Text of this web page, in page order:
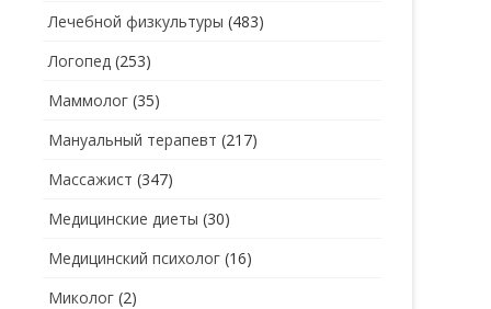
Лечебной физкультуры (483)
Логопед (253)
Маммолог (35)
Мануальный терапевт (217)
Массажист (347)
Медицинские диеты (30)
Медицинский психолог (16)
Миколог (2)